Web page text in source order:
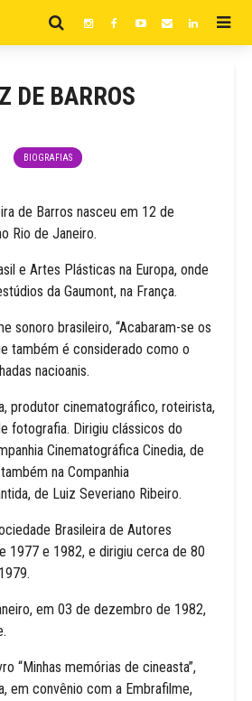
DE BARROS
BIOGRAFIAS
de Barros nasceu em 12 de
Rio de Janeiro.
e Artes Plásticas na Europa, onde
da Gaumont, na França.
sonoro brasileiro, “Acabaram-se os
também é considerado como o
nacioanis.
produtor cinematográfico, roteirista,
fotografia. Dirigiu clássicos do
Cinematográfica Cinedia, de
na Companhia
de Luiz Severiano Ribeiro.
Brasileira de Autores
1977 e 1982, e dirigiu cerca de 80
em 03 de dezembro de 1982,
“Minhas memórias de cineasta”,
em convênio com a Embrafilme,